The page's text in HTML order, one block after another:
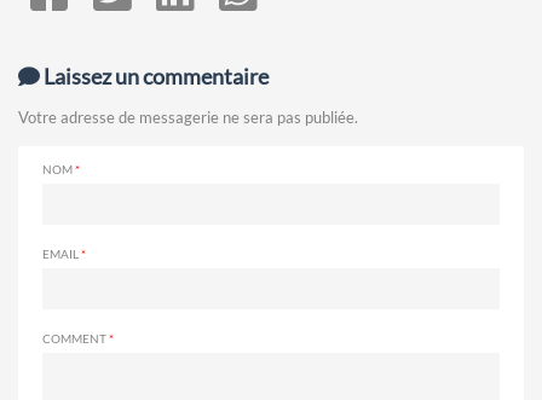
Laissez un commentaire
Votre adresse de messagerie ne sera pas publiée.
NOM
EMAIL
COMMENT